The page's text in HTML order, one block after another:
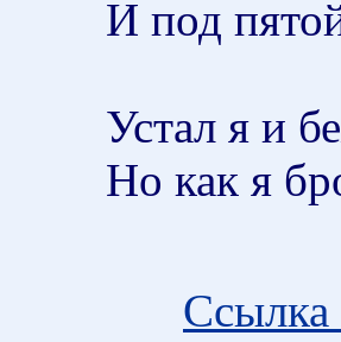
И под
Устал я и
Но как я
Ссылка